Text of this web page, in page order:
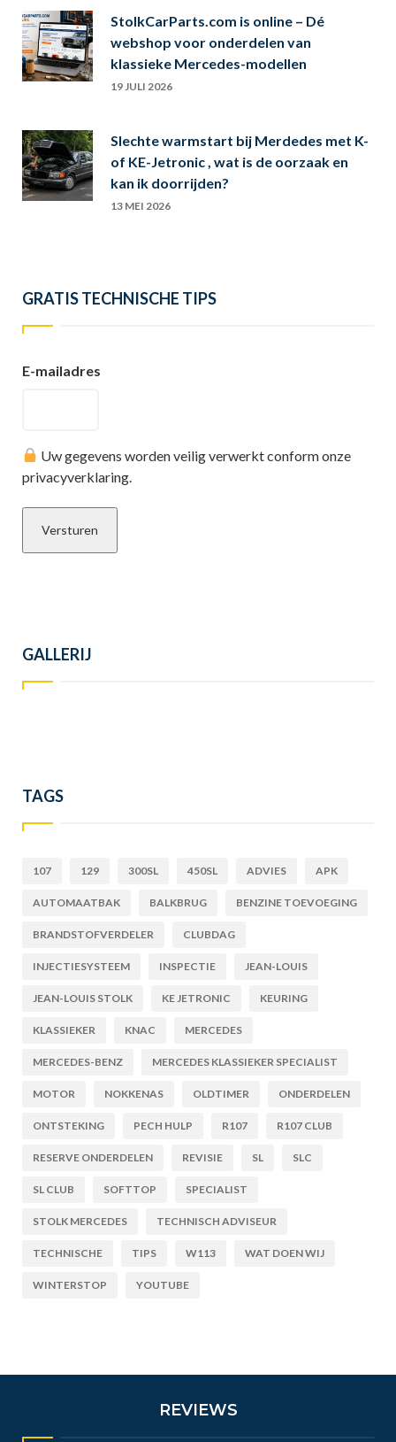
StolkCarParts.com is online – Dé
webshop voor onderdelen van
klassieke Mercedes-modellen
19 JULI 2026
Slechte warmstart bij Merdedes met K-
of KE-Jetronic , wat is de oorzaak en
kan ik doorrijden?
13 MEI 2026
GRATIS TECHNISCHE TIPS
E-mailadres
Uw gegevens worden veilig verwerkt conform onze
privacyverklaring.
GALLERIJ
TAGS
107 129 300SL 450SL ADVIES APK
AUTOMAATBAK BALKBRUG BENZINE TOEVOEGING
BRANDSTOFVERDELER CLUBDAG
INJECTIESYSTEEM INSPECTIE JEAN-LOUIS
JEAN-LOUIS STOLK KE JETRONIC KEURING
KLASSIEKER KNAC MERCEDES
MERCEDES-BENZ MERCEDES KLASSIEKER SPECIALIST
MOTOR NOKKENAS OLDTIMER ONDERDELEN
ONTSTEKING PECH HULP R107 R107 CLUB
RESERVE ONDERDELEN REVISIE SL SLC
SL CLUB SOFTTOP SPECIALIST
STOLK MERCEDES TECHNISCH ADVISEUR
TECHNISCHE TIPS W113 WAT DOEN WIJ
WINTERSTOP YOUTUBE
REVIEWS